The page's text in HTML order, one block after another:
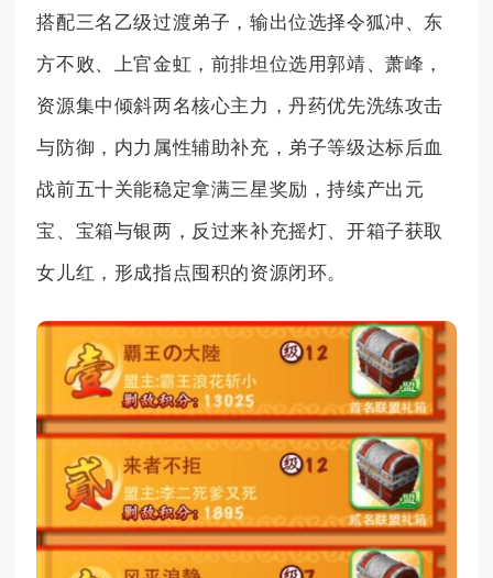
搭配三名乙级过渡弟子，输出位选择令狐冲、东
方不败、上官金虹，前排坦位选用郭靖、萧峰，
资源集中倾斜两名核心主力，丹药优先洗练攻击
与防御，内力属性辅助补充，弟子等级达标后血
战前五十关能稳定拿满三星奖励，持续产出元
宝、宝箱与银两，反过来补充摇灯、开箱子获取
女儿红，形成指点囤积的资源闭环。